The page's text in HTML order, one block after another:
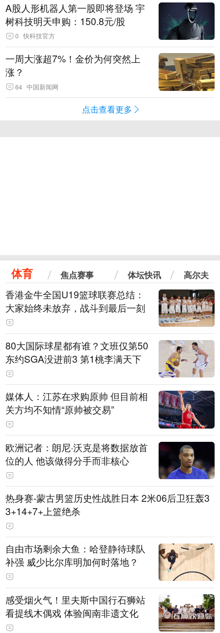
A股人形机器人第一股即将登场 宇
树科技明天申购：150.8元/股
0 快科技官方
一周大涨超7%！金价为何突然上
涨？
64 中国新闻网
点击查看更多
体育 焦点赛事 体坛快讯 高尔夫
香港金牛全国U19篮球联赛总结：
大家始终未放弃，战斗到最后一刻
80大国际球星都有谁？文班仅第50
东约SGA没进前3 第1桃李满天下
媒体人：江苏在求购原帅 但目前相
关方均不知情“原帅被交易”
欧洲记者：朗尼·沃克是将数据放首
位的人 他该做得分手而非核心
热身赛-蒙古男篮历史性战胜日本 2米06后卫狂轰3
3+14+7+上篮绝杀
自由市场剩余大鱼：哈登静待球队
补强 威少比尔库明加何时落地？
感受烟火气！里夫斯中国行石狮站
看提线木偶戏 体验闽南非遗文化